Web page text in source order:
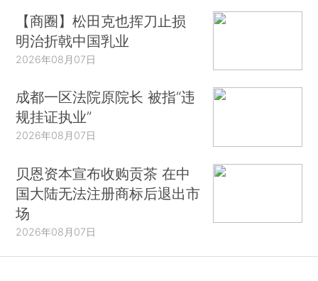
【商圈】松田克也挥刀止损
明治折戟中国乳业
2026年08月07日
成都一区法院原院长 被指“违
规挂证执业”
2026年08月07日
贝恩资本宣布收购贡茶 在中
国大陆无法注册商标后退出市
场
2026年08月07日